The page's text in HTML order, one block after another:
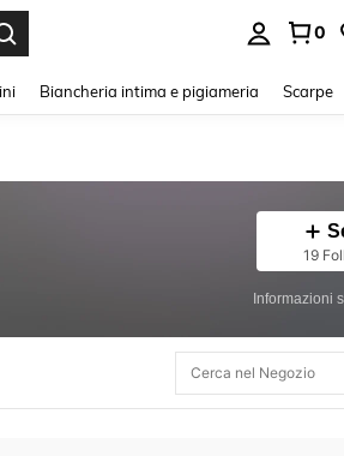
0
Biancheria intima e pigiameria Scarpe
19
Informazioni